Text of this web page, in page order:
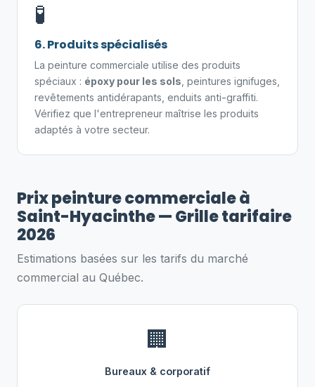
🧪
6. Produits spécialisés
La peinture commerciale utilise des produits
spéciaux : époxy pour les sols , peintures ignifuges,
revêtements antidérapants, enduits anti-graffiti.
Vérifiez que l'entrepreneur maîtrise les produits
adaptés à votre secteur.
Prix peinture commerciale à
Saint-Hyacinthe — Grille tarifaire
2026
Estimations basées sur les tarifs du marché
commercial au Québec.
🏢
Bureaux & corporatif